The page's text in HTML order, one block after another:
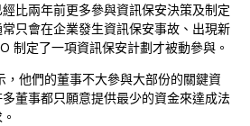
比兩年前更多參與資訊保安決策及制定
只會在企業發生資訊保安事故、出現新
制定了一項資訊保安計劃才被動參與。
他們的董事不大參與大部份的關鍵資
董事都只願意提供最少的資金來達成法